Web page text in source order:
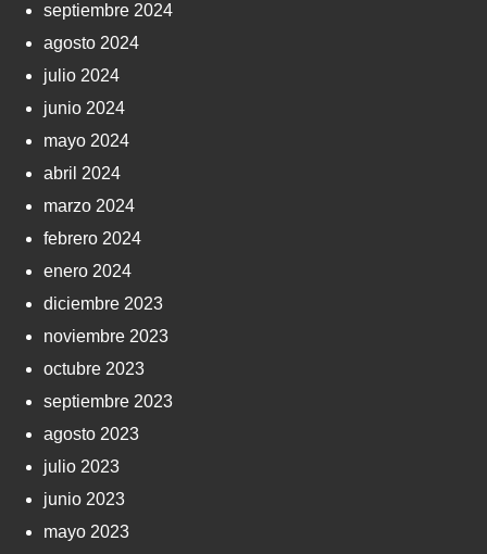
septiembre 2024
agosto 2024
julio 2024
junio 2024
mayo 2024
abril 2024
marzo 2024
febrero 2024
enero 2024
diciembre 2023
noviembre 2023
octubre 2023
septiembre 2023
agosto 2023
julio 2023
junio 2023
mayo 2023